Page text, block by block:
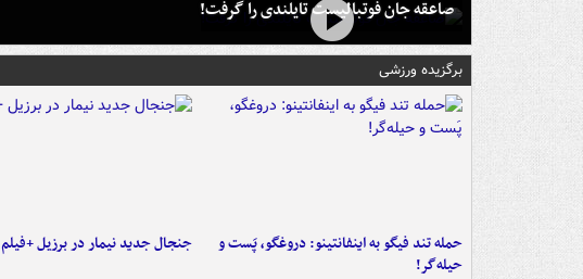
صاعقه جان فوتبالیست تایلندی را گرفت!
برگزیده ورزشی
حمله تند فیگو به اینفانتینو: دروغگو، پَست‌ و
حیله‌گر!
جنجال جدید نیمار در برزیل +فیلم